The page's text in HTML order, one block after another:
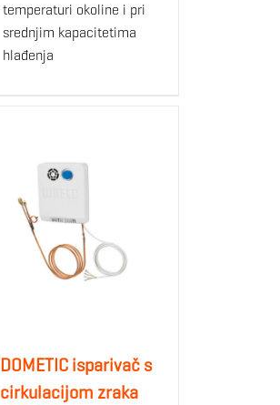
temperaturi okoline i pri
srednjim kapacitetima
hlađenja
DOMETIC isparivač s
cirkulacijom zraka